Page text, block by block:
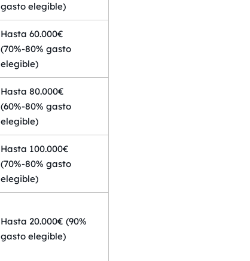
gasto elegible)
Hasta 60.000€
(70%-80% gasto
elegible)
Hasta 80.000€
(60%-80% gasto
elegible)
Hasta 100.000€
(70%-80% gasto
elegible)
Hasta 20.000€ (90%
gasto elegible)